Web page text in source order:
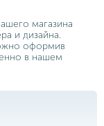
магазина
и дизайна.
оформив
в нашем